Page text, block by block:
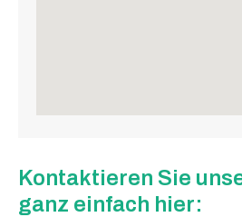
Kontaktieren Sie
ganz einfach hier: